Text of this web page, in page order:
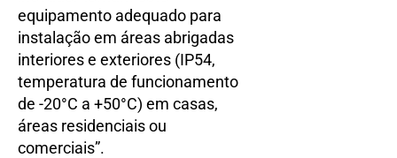
equipamento adequado para
instalação em áreas abrigadas
interiores e exteriores (IP54,
temperatura de funcionamento
de -20°C a +50°C) em casas,
áreas residenciais ou
comerciais”.